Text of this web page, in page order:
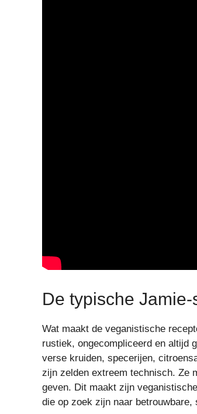
De typische
Wat maakt de veganistische
rustiek, ongecompliceerd en altijd
verse kruiden, specerijen,
zijn zelden extreem technisch. Ze
geven. Dit maakt zijn
die op zoek zijn naar